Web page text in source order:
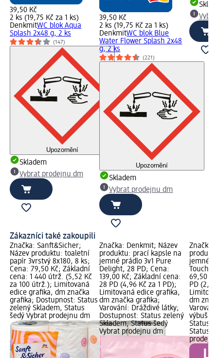
39,50 Kč
2 ks (19,75 Kč za 1 ks)
DenkmitWC blok Aqua
Splash 2x48 g, 2 ks
(147)
Upozornění
Skladem
Vybrat prodejnu dm
39,50 Kč
2 ks (19,75 Kč za 1 ks)
DenkmitWC blok Blue
Water Flower Splash 2x48
g, 2 ks
(221)
Upozornění
Skladem
Vybrat prodejnu dm
Zákazníci také zakoupili
Značka: Sanft&Sicher;
Název produktu: toaletní
papír 3vrstvý 8x180, 8 ks;
Cena: 79,50 Kč; Základní
cena: 1 440 útrž. (5,52 Kč
za 100 útrž.); Limitovaná
edice grafika, dm značka
grafika; Dostupnost: Status
zelený Skladem, Status
šedý Vybrat prodejnu dm
Značka: Denkmit; Název
produktu: prací kapsle na
jemné prádlo 3v1 Pure
Delight, 28 PD; Cena:
139,00 Kč; Základní cena:
28 PD (4,96 Kč za 1 PD);
Limitovaná edice grafika,
dm značka grafika;
Varování: Dráždivé látky;
Dostupnost: Status zelený
Skladem, Status šedý
Vybrat prodejnu dm
Značka:
jemné
Touch,
69,50
PD
dm
Status
Status